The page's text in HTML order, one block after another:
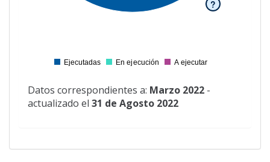
0
Ejecutadas En ejecución A ejecutar
?
Datos correspondientes a: Marzo 2022 -
actualizado el 31 de Agosto 2022